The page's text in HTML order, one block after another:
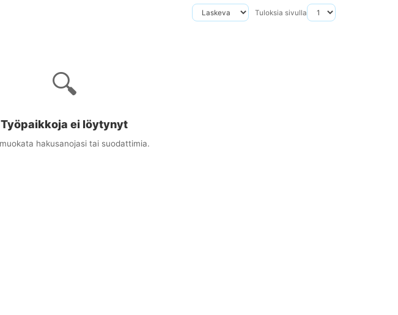
Tuloksia sivulla
🔍
Työpaikkoja ei löytynyt
hakusanojasi tai suodattimia.